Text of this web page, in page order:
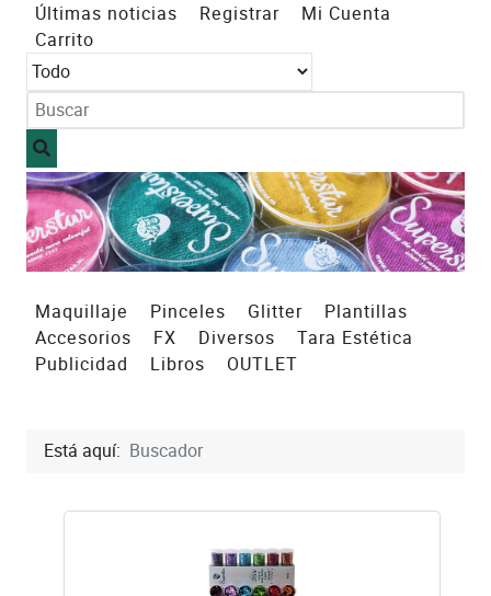
Últimas noticias Registrar
Mi Cuenta
Carrito
Maquillaje Pinceles Glitter
Plantillas
Accesorios
FX Diversos
Tara Estética
Publicidad
Libros OUTLET
Está aquí: Buscador